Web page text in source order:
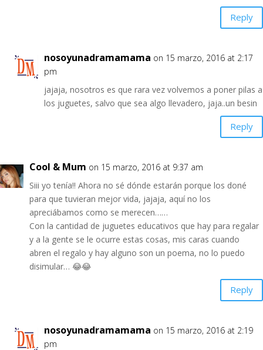
Reply
nosoyunadramamama on 15 marzo, 2016 at 2:17
pm
jajaja, nosotros es que rara vez volvemos a poner pilas a
los juguetes, salvo que sea algo llevadero, jaja..un besin
Reply
Cool & Mum on 15 marzo, 2016 at 9:37 am
Siii yo tenía!! Ahora no sé dónde estarán porque los doné
para que tuvieran mejor vida, jajaja, aquí no los
apreciábamos como se merecen……
Con la cantidad de juguetes educativos que hay para regalar
y a la gente se le ocurre estas cosas, mis caras cuando
abren el regalo y hay alguno son un poema, no lo puedo
disimular… 😂😂
Reply
nosoyunadramamama on 15 marzo, 2016 at 2:19
pm